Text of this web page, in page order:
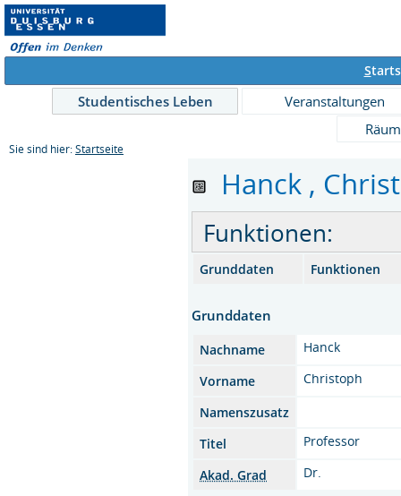
S
Studentisches Leben
Veranstaltungen
Sie sind hier: Startseite
Hanck ,
Funktionen:
Grunddaten Funktionen
Grunddaten
Nachname
Hanck
Vorname
Christoph
Namenszusatz
Titel
Professor
Akad. Grad
Dr.